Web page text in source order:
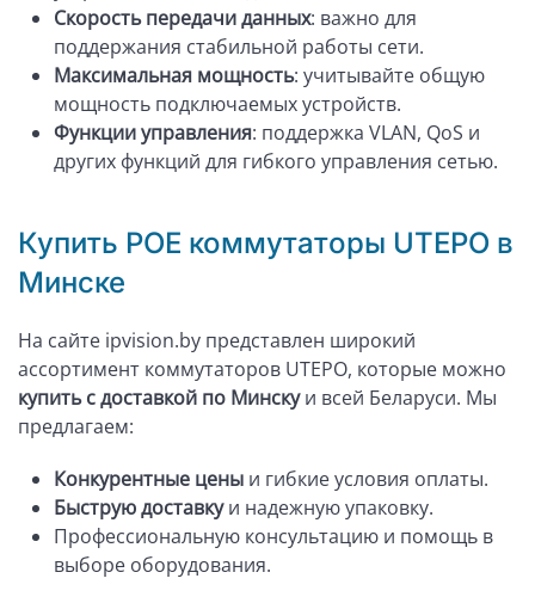
Скорость передачи данных: важно для
поддержания стабильной работы сети.
Максимальная мощность: учитывайте общую
мощность подключаемых устройств.
Функции управления: поддержка VLAN, QoS и
других функций для гибкого управления сетью.
Купить POE коммутаторы UTEPO в
Минске
На сайте ipvision.by представлен широкий
ассортимент коммутаторов UTEPO, которые можно
купить с доставкой по Минскуи всей Беларуси. Мы
предлагаем:
Конкурентные цены и гибкие условия оплаты.
Быструю доставкуи надежную упаковку.
Профессиональную консультацию и помощь в
выборе оборудования.